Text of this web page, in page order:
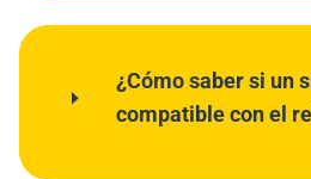
¿Cómo saber si un
compatible con el